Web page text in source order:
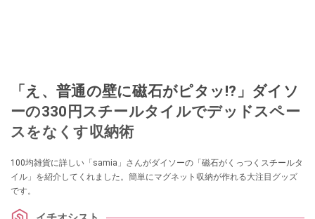
「え、普通の壁に磁石がピタッ!?」ダイソ
ーの330円スチールタイルでデッドスペー
スをなくす収納術
100均雑貨に詳しい「samia」さんがダイソーの「磁石がくっつくスチールタ
イル」を紹介してくれました。簡単にマグネット収納が作れる大注目グッズ
です。